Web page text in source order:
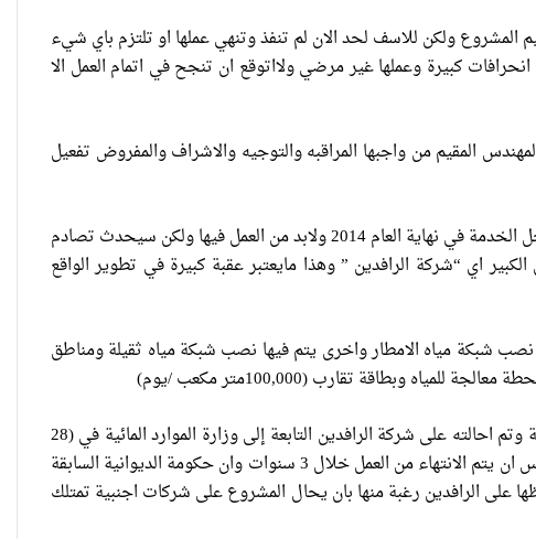
الوقت مع عدم وجود اي عمل جدي فلم يبقى الا ما يقارب 8 اشهر على تسليم المشروع ولكن للاسف لحد الان لم تنفذ وتنهي عملها او تلتزم باي شيء
كبيرة وعملها غير مرضي ولااتوقع ان تنجح في اتمام العمل الا
المقيم من واجبها المراقبه والتوجيه والاشراف والمفروض تفعيل
وبين :ان الواقع الخدمي بين محك حكومة الديوانية وشركة الرافدين فالحكومة صادقت على مشاريع ستدخل الخدمة في نهاية العام 2014 ولابد من العمل فيها ولكن سيحدث تصادم
اي “شركة الرافدين ” وهذا مايعتبر عقبة كبيرة في تطوير الواقع
شبكة مياه الامطار واخرى يتم فيها نصب شبكة مياه ثقيلة ومناطق
وبطاقة تقارب (100,000متر مكعب /يوم)
يذكر ان مشروع مجاري الديوانية الكبير من المشاريع الاستثمارية الذي تنفذه وزارة البلديات والاشغال العامة وتم احالته على شركة الرافدين التابعة إلى وزارة الموارد المائية في (28
تشرين الثاني 2011)، بقرار منمجلس الوزراء بكلفه (218) مليار دينار، بعدما تأخر عامين عن موعده على اساس ان يتم الانتهاء من العمل خلال 3 سنوات وان حكومة الديوانية السابقة
على الرافدين رغبة منها بان يحال المشروع على شركات اجنبية تمتلك
العراقية تكسر القيد نحو فضاء الحرية